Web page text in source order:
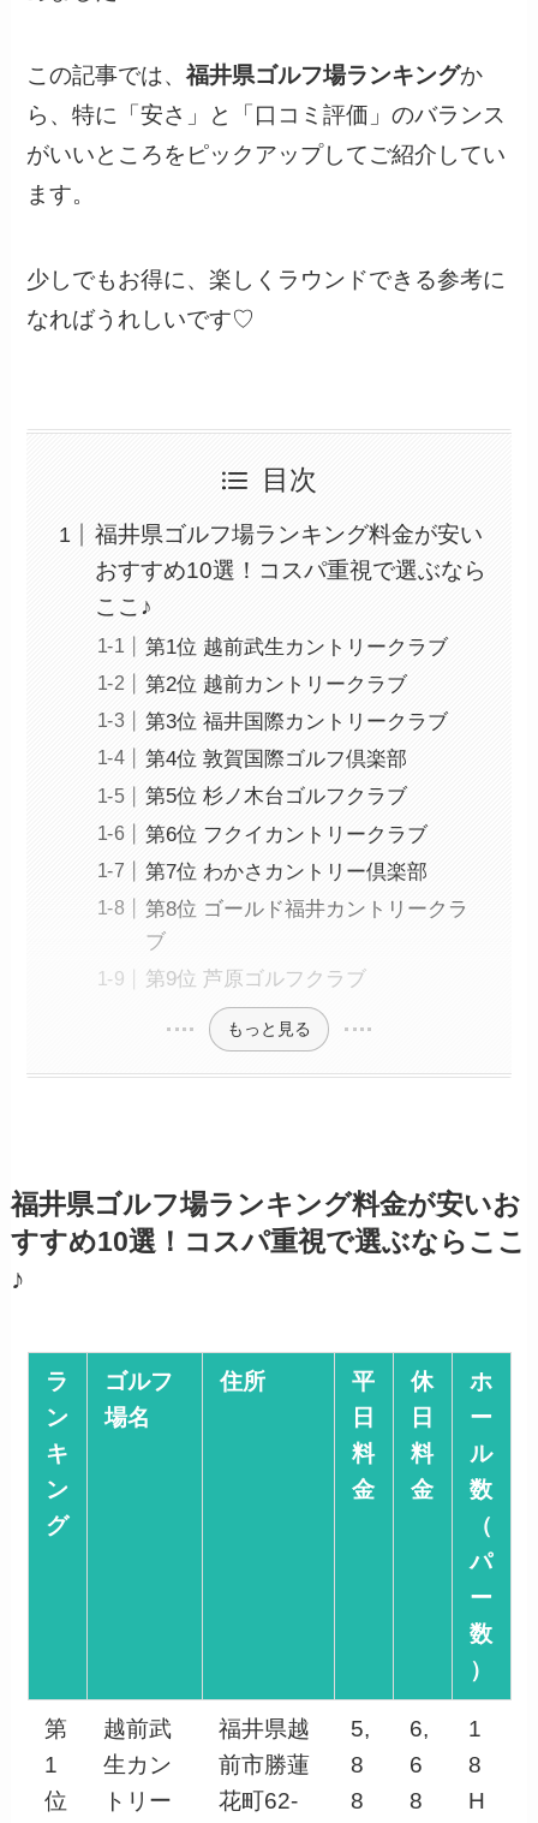
この記事では、福井県ゴルフ場ランキングか
ら、特に「安さ」と「口コミ評価」のバランス
がいいところをピックアップしてご紹介してい
ます。
少しでもお得に、楽しくラウンドできる参考に
なればうれしいです♡
目次
福井県ゴルフ場ランキング料金が安い
おすすめ10選！コスパ重視で選ぶなら
ここ♪
第1位 越前武生カントリークラブ
第2位 越前カントリークラブ
第3位 福井国際カントリークラブ
第4位 敦賀国際ゴルフ倶楽部
第5位 杉ノ木台ゴルフクラブ
第6位 フクイカントリークラブ
第7位 わかさカントリー倶楽部
第8位 ゴールド福井カントリークラ
ブ
第9位 芦原ゴルフクラブ
もっと見る
福井県ゴルフ場ランキング料金が安いお
すすめ10選！コスパ重視で選ぶならここ
♪
ラ
ン
キ
ン
グ
ゴルフ
場名
住所
平
日
料
金
休
日
料
金
ホ
ー
ル
数
（
パ
ー
数
）
第
1
位
越前武
生カン
トリー
福井県越
前市勝蓮
花町62-
5,
8
8
6,
6
8
1
8
H